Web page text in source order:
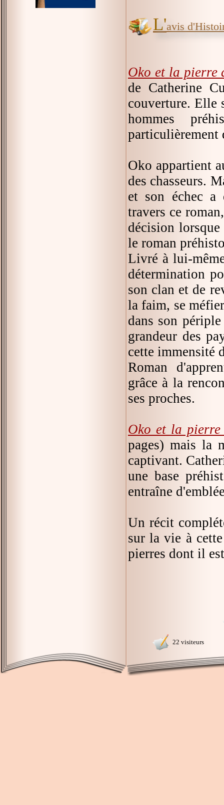
L'avis
Oko et la pierre
de Catherine
couverture. Elle
hommes
particulièrement
Oko appartient
des chasseurs.
et son échec a
travers ce
décision
le roman
Livré à lui-
détermination
son clan et de
la faim, se
dans son
grandeur des
cette immensité
Roman
grâce à la
ses proches.
Oko et la
pages) mais la
captivant.
une base
entraîne
Un récit
sur la vie à
pierres dont il
22 visiteurs